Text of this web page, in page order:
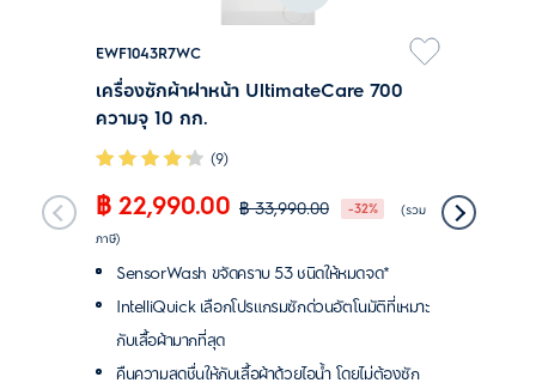
EWF1043R7WC
เครื่องซักผ้าฝาหน้า UltimateCare 700
ความจุ 10 กก.
(9)
฿ 22,990.00 ฿ 33,990.00 -32%
(รวม
ภาษี)
SensorWash ขจัดคราบ 53 ชนิดให้หมดจด*
IntelliQuick เลือกโปรแกรมซักด่วนอัตโนมัติที่เหมาะ
กับเสื้อผ้ามากที่สุด
คืนความสดชื่นให้กับเสื้อผ้าด้วยไอน้ำ โดยไม่ต้องซัก
฿